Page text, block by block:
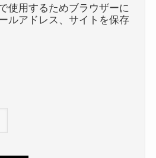
使用するためブラウザーに
ルアドレス、サイトを保存